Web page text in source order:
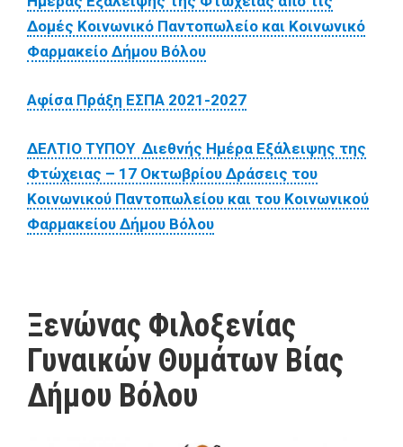
Δομές Κοινωνικό Παντοπωλείο και Κοινωνικό
Φαρμακείο Δήμου Βόλου
Αφίσα Πράξη ΕΣΠΑ 2021-2027
ΔΕΛΤΙΟ ΤΥΠΟΥ Διεθνής Ημέρα Εξάλειψης της
Φτώχειας – 17 Οκτωβρίου Δράσεις του
Κοινωνικού Παντοπωλείου και του Κοινωνικού
Φαρμακείου Δήμου Βόλου
Ξενώνας Φιλοξενίας
Γυναικών Θυμάτων Βίας
Δήμου Βόλου